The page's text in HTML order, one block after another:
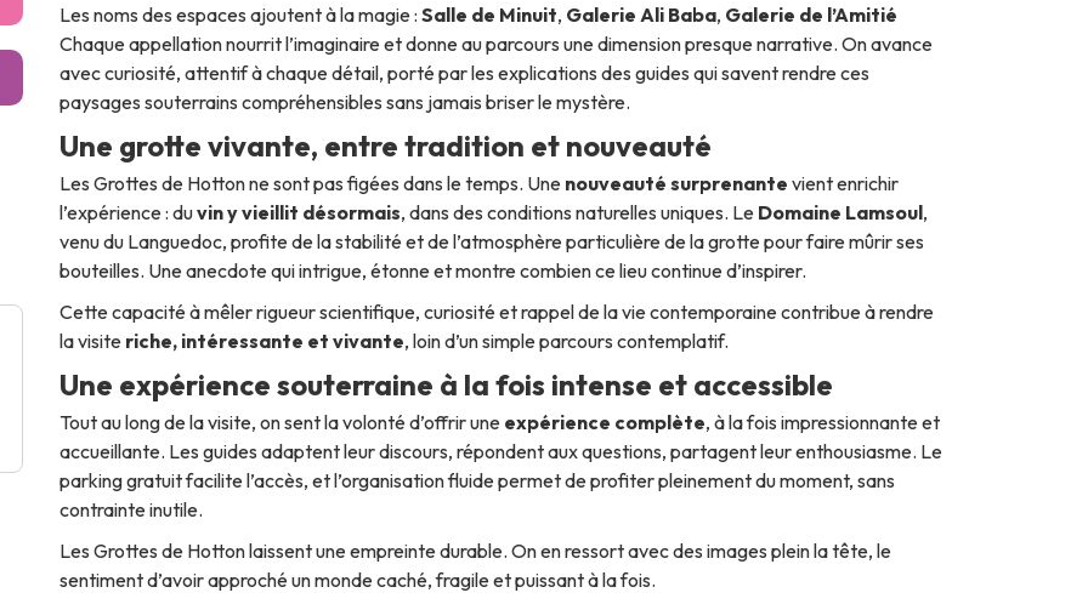
Les noms des espaces ajoutent à la magie : Salle de Minuit, Galerie Ali Baba, Galerie de l’Amitié
Chaque appellation nourrit l’imaginaire et donne au parcours une dimension presque narrative. On avance
avec curiosité, attentif à chaque détail, porté par les explications des guides qui savent rendre ces
paysages souterrains compréhensibles sans jamais briser le mystère.
Une grotte vivante, entre tradition et nouveauté
Les Grottes de Hotton ne sont pas figées dans le temps. Une nouveauté surprenante vient enrichir
l’expérience : duvin y vieillit désormais, dans des conditions naturelles uniques. Le Domaine Lamsoul,
venu du Languedoc, profite de la stabilité et de l’atmosphère particulière de la grotte pour faire mûrir ses
bouteilles. Une anecdote qui intrigue, étonne et montre combien ce lieu continue d’inspirer.
Cette capacité à mêler rigueur scientifique, curiosité et rappel de la vie contemporaine contribue à rendre
la visite riche, intéressante et vivante, loin d’un simple parcours contemplatif.
Une expérience souterraine à la fois intense et accessible
Tout au long de la visite, on sent la volonté d’offrir une expérience complète, à la fois impressionnante et
accueillante. Les guides adaptent leur discours, répondent aux questions, partagent leur enthousiasme. Le
parking gratuit facilite l’accès, et l’organisation fluide permet de profiter pleinement du moment, sans
contrainte inutile.
Les Grottes de Hotton laissent une empreinte durable. On en ressort avec des images plein la tête, le
sentiment d’avoir approché un monde caché, fragile et puissant à la fois.